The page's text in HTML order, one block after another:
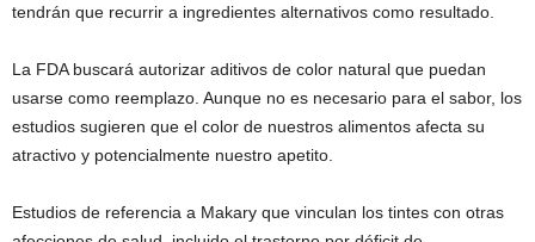
tendrán que recurrir a ingredientes alternativos como resultado.
La FDA buscará autorizar aditivos de color natural que puedan
usarse como reemplazo. Aunque no es necesario para el sabor, los
estudios sugieren que el color de nuestros alimentos afecta su
atractivo y potencialmente nuestro apetito.
Estudios de referencia a Makary que vinculan los tintes con otras